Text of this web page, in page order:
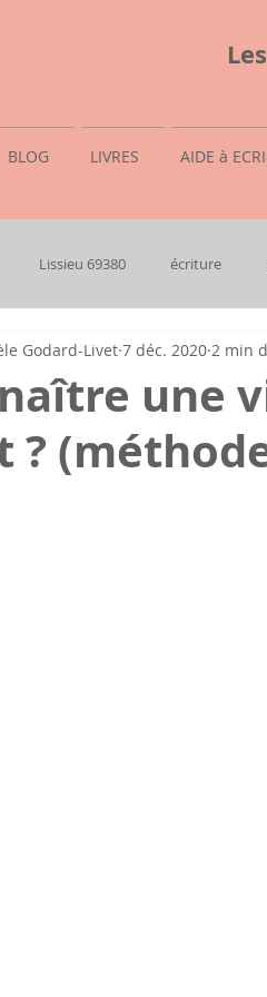
BLOG LIVRES AIDE à
Lissieu 69380 écriture
une
?
Godard-Livet 7 déc. 2020 2 min